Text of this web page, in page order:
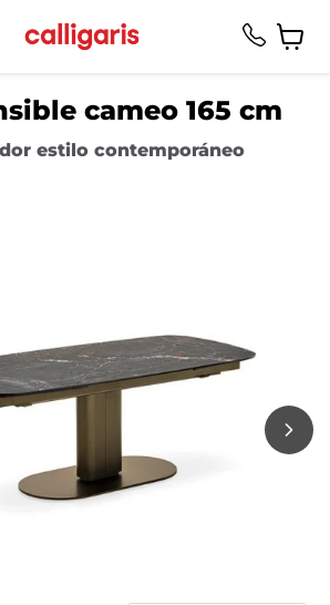
cameo 165 cm
estilo contemporáneo